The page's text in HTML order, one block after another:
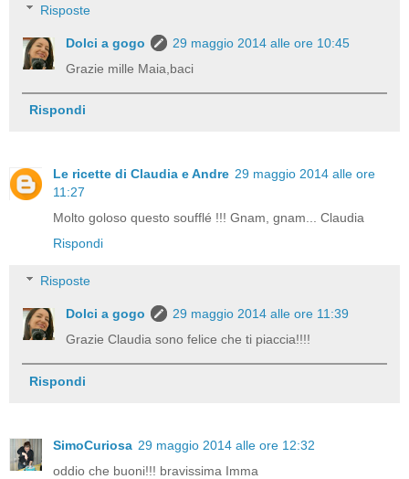
Risposte
Dolci a gogo
29 maggio 2014 alle ore 10:45
Grazie mille Maia,baci
Rispondi
Le ricette di Claudia e Andre 29 maggio 2014 alle ore
11:27
Molto goloso questo soufflé !!! Gnam, gnam... Claudia
Rispondi
Risposte
Dolci a gogo
29 maggio 2014 alle ore 11:39
Grazie Claudia sono felice che ti piaccia!!!!
Rispondi
SimoCuriosa 29 maggio 2014 alle ore 12:32
oddio che buoni!!! bravissima Imma